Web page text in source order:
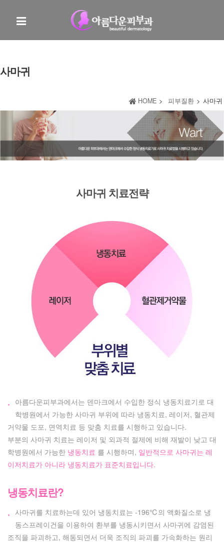
사마귀
사마귀
피부질환 >
HOME >
사마귀 치료전략
· 아름다운피부과에서는 덴마크에서 수입한 정식 냉동치료기로 대
학병원에서 가능한 사마귀 부위에 따라 냉동치료, 레이저, 혈관제
거약물 도포, 면역치료 등 맞춤 치료를 시행하고 있습니다.
부분의 사마귀 치료는 레이저 및 외과적 절제에 비해 재발이 낮고 대
학병원에서 가능한 냉동치료 를 시행하며, 일반적으로 사마귀는 레
이저치료가 아니라 냉동치료가 표준치료입니다.
냉동치료란?
· 사마귀를 치료하는데 있어 냉동치료는 -196℃의 액화질소로 냉
동스프레이건을 이용하여 환부를 냉동시키면서 사마귀에 감염된
조직을 파괴하고, 해동되면서 더욱 조직의 파괴를 가속화하는 원리